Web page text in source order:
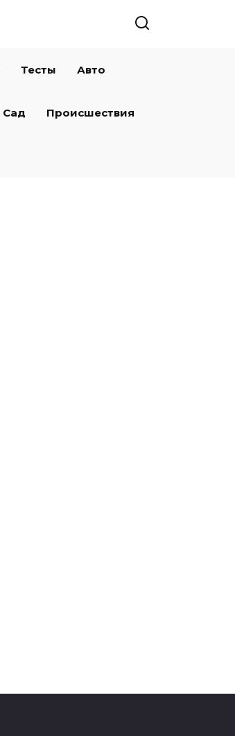
Тесты Авто
Сад Происшествия